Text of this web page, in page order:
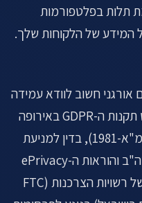
תלות בפלטפורמות
המידע של הלקוחות שלך.
חשוב לוודא עמידה
בכללים של הגנת הפרטיות (בפרט תקנות ה-GDPR באירופה
וחוק הגנת הפרטיות הישראלי, תשמ"א-1981), בדין למניעת
ספאם (כגון CAN-SPAM Act בארה"ב והוראות ה-ePrivacy
באיחוד האירופי) ובהנחיות הגילוי של רשויות הצרכנות (FTC